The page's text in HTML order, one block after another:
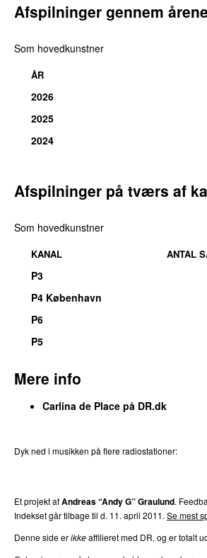
Afspilninger gennem årene
Som hovedkunstner
ÅR
2026
2025
2024
Afspilninger på tværs af
Som hovedkunstner
KANAL ANTAL
P3
P4 København
P6
P5
Mere info
Carlina de Place på DR.dk
Dyk ned i musikken på flere radiostationer:
Et projekt afAndreas “Andy G” Graulund.
Indekset går tilbage til d. 11. april 2011. Se mest
Denne side erikkeaffilieret med DR, og er totalt